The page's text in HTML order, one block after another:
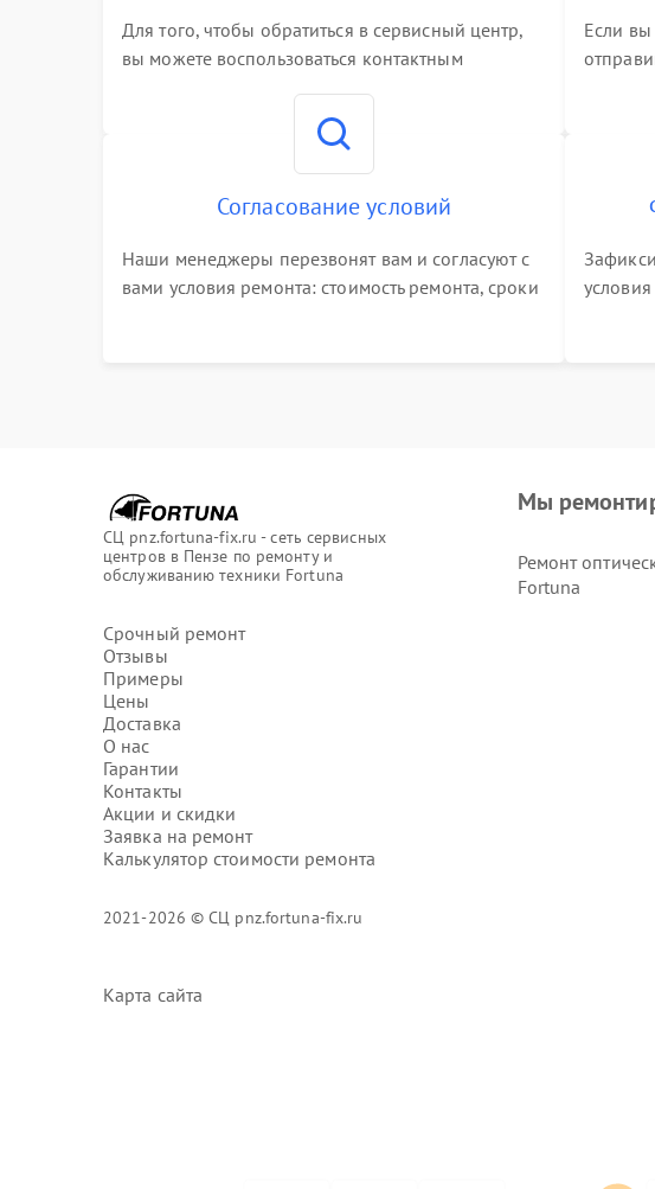
Для того, чтобы обратиться в сервисный центр,
вы можете воспользоваться контактным
номер телефона на сайте
Если вы
Согласование условий
Наши менеджеры перезвонят вам и согласуют с
вами условия ремонта: стоимость ремонта, сроки
СЦ pnz.fortuna-fix.ru - сеть сервисных
центров в Пензе по ремонту и
обслуживанию техники Fortuna
Срочный ремонт
Отзывы
Примеры
Цены
Доставка
О нас
Гарантии
Контакты
Акции и скидки
Заявка на ремонт
Калькулятор стоимости ремонта
2021-2026 © СЦ pnz.fortuna-fix.ru
Карта сайта
Мы
Ремонт
Fortuna